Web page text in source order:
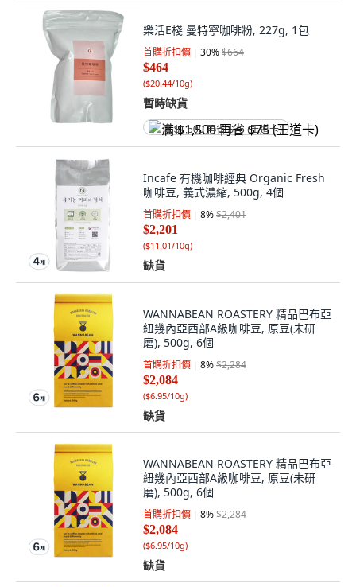
樂活E棧 曼特寧咖啡粉, 227g, 1包
首購折扣價 30%$664
$464
($20.44/10g)
暫時缺貨
满 $1,500 再省 $75 (王道卡)
Incafe 有機咖啡經典 Organic Fresh
咖啡豆, 義式濃縮, 500g, 4個
首購折扣價 8%$2,401
$2,201
($11.01/10g)
缺貨
WANNABEAN ROASTERY 精品巴布亞
紐幾內亞西部A級咖啡豆, 原豆(未研
磨), 500g, 6個
首購折扣價 8%$2,284
$2,084
($6.95/10g)
缺貨
WANNABEAN ROASTERY 精品巴布亞
紐幾內亞西部A級咖啡豆, 原豆(未研
磨), 500g, 6個
首購折扣價 8%$2,284
$2,084
($6.95/10g)
缺貨